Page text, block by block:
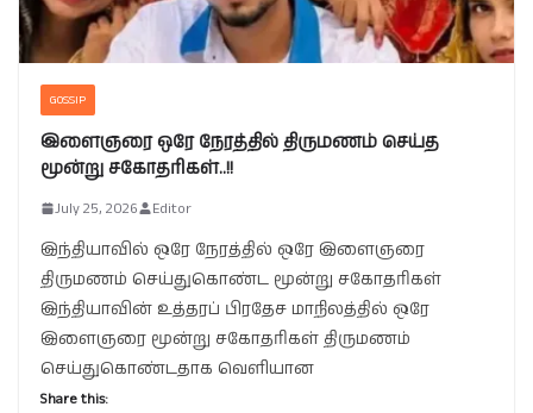
GOSSIP
இளைஞரை ஒரே நேரத்தில் திருமணம் செய்த
மூன்று சகோதரிகள்..!!
July 25, 2026 Editor
இந்தியாவில் ஒரே நேரத்தில் ஒரே இளைஞரை
திருமணம் செய்துகொண்ட மூன்று சகோதரிகள்
இந்தியாவின் உத்தரப் பிரதேச மாநிலத்தில் ஒரே
இளைஞரை மூன்று சகோதரிகள் திருமணம்
செய்துகொண்டதாக வெளியான
Share this: